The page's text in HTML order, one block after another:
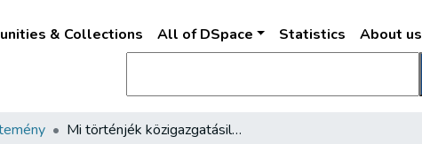
& Collections All of DSpace Statistics About us
Mi történjék közigazgatásilag Budapest környékével?